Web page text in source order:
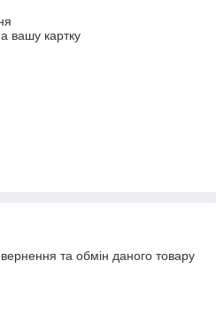
вашу картку
та обмін даного товару